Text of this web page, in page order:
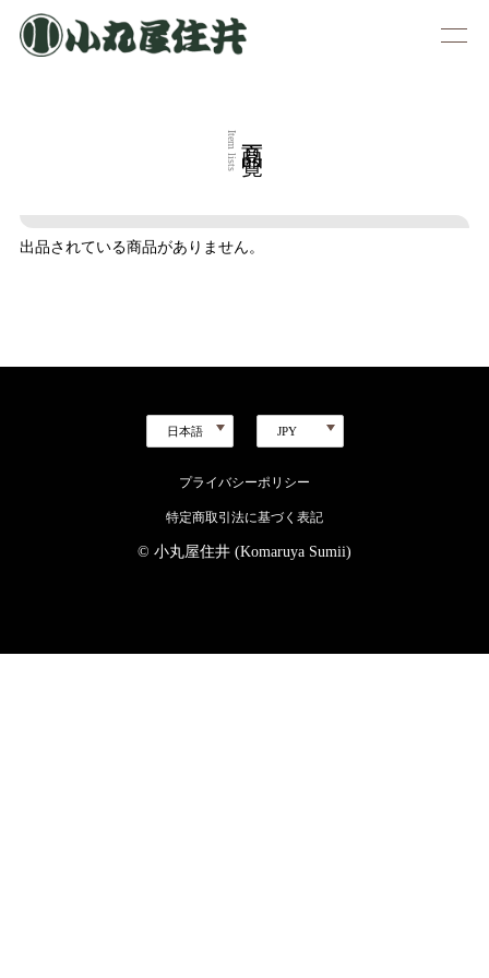
Item lists
出品されている商品がありません。
プライバシーポリシー
特定商取引法に基づく表記
© 小丸屋住井 (Komaruya Sumii)